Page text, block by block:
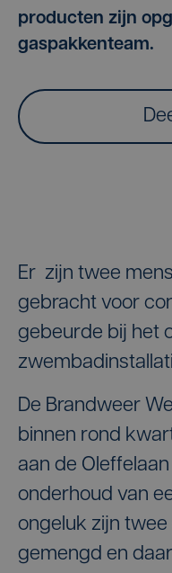
producten zijn
gaspakkenteam.
Er zijn twee
gebracht voor
gebeurde bij het
De Brandweer
binnen rond
aan de
onderhoud van
ongeluk zijn
gemengd en